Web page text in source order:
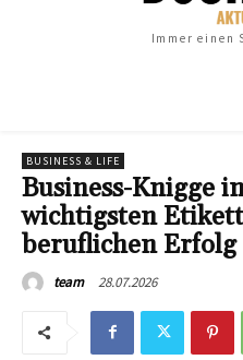
Immer einen
BUSINESS & LIFE
Business-Knigge
wichtigsten
beruflichen Erfolg
team 28.07.2026